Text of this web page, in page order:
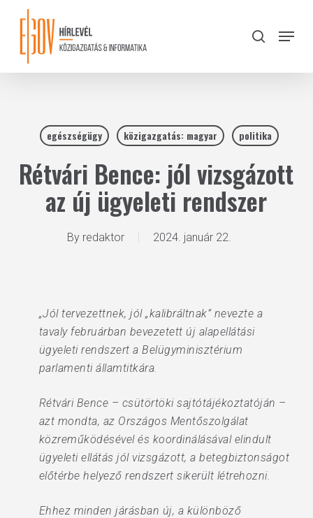
content
search
Menu
egészségügy közigazgatás: magyar politika
Rétvári Bence: jól vizsgázott
az új ügyeleti rendszer
By redaktor 2024. január 22.
„Jól tervezettnek, jól „kalibráltnak” nevezte a
tavaly februárban bevezetett új alapellátási
ügyeleti rendszert a Belügyminisztérium
parlamenti államtitkára.
Rétvári Bence – csütörtöki sajtótájékoztatóján –
azt mondta, az Országos Mentőszolgálat
közreműködésével és koordinálásával elindult
ügyeleti ellátás jól vizsgázott, a betegbiztonságot
előtérbe helyező rendszert sikerült létrehozni.
Ehhez minden járásban új, a különböző
Close